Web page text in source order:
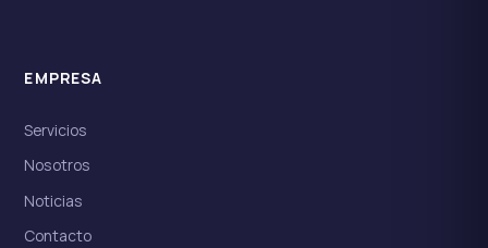
EMPRESA
Servicios
Nosotros
Noticias
Contacto